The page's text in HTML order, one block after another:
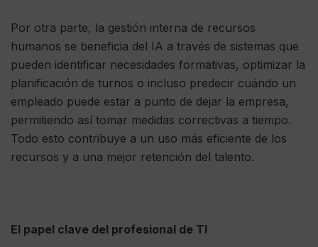
Por otra parte, la gestión interna de recursos
humanos se beneficia del IA a través de sistemas que
pueden identificar necesidades formativas, optimizar la
planificación de turnos o incluso predecir cuándo un
empleado puede estar a punto de dejar la empresa,
permitiendo así tomar medidas correctivas a tiempo.
Todo esto contribuye a un uso más eficiente de los
recursos y a una mejor retención del talento.
El papel clave del profesional de TI